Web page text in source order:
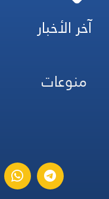
آخر الأخبار
منوعات